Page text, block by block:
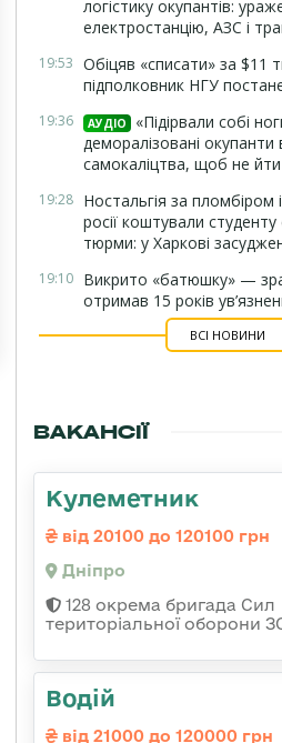
логістику окупантів:
електростанцію, АЗС і
19:53 Обіцяв «списати» за $11
підполковник НГУ
19:36 АУДІО
«Підірвали собі
деморалізовані
самокаліцтва, щоб не
19:28 Ностальгія за пломбіром
росії коштували студенту
тюрми: у Харкові
19:10 Викрито «батюшку» —
отримав 15 років
ВСІ НОВИНИ
ВАКАНСІЇ
Кулеметник
від 20100 до 120100 грн
Дніпро
128 окрема бригада Сил
територіальної оборони
Водій
від 21000 до 120000 грн